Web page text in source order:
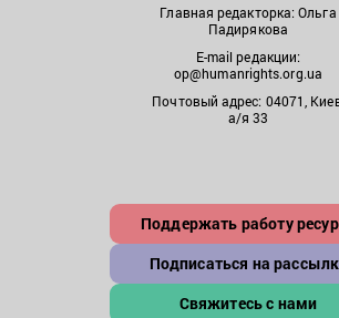
Главная редакторка: Ольга
Падирякова
E-mail редакции:
op@humanrights.org.ua
Почтовый адрес: 04071,
а/я 33
Поддержать работу
Подписаться на
Свяжитесь с нами